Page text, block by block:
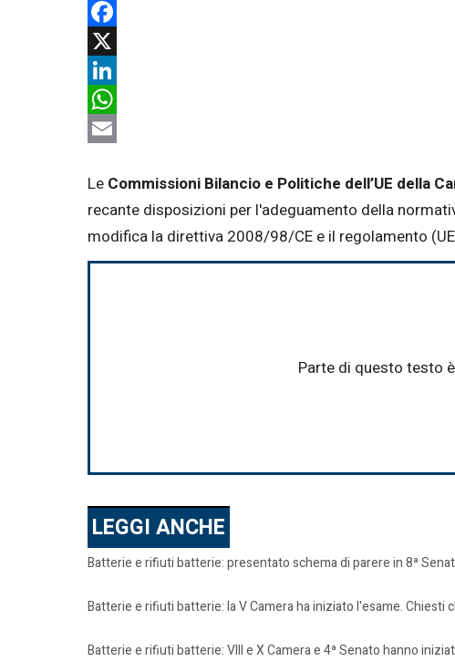
Facebook
X
LinkedIn
WhatsApp
Le Commissioni Bilancio e Politiche dell’UE della
recante disposizioni per l'adeguamento della
modifica la direttiva 2008/98/CE e il regolamento
Parte di questo testo
LEGGI ANCHE
Batterie e rifiuti batterie: presentato schema di parere in 8ª
Batterie e rifiuti batterie: la V Camera ha iniziato l'esame. Chiesti
Batterie e rifiuti batterie: VIII e X Camera e 4ª Senato hanno